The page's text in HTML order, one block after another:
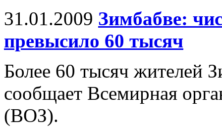
31.01.2009 Зимбабве:
превысило 60 тысяч
Более 60 тысяч жителей
сообщает Всемирная
(ВОЗ).